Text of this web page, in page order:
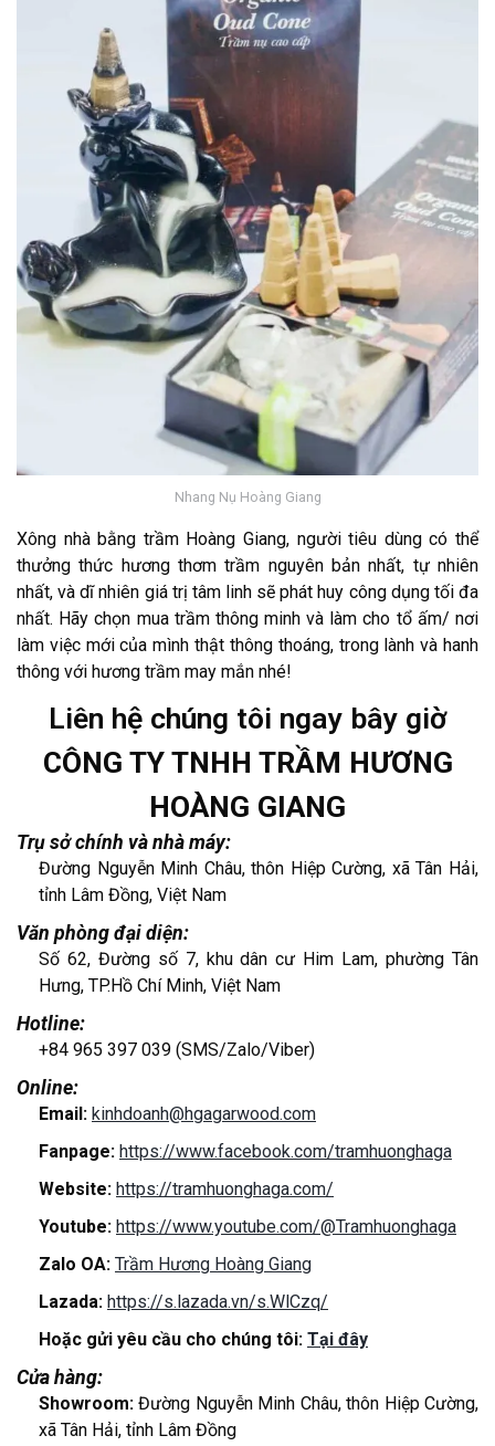
Nhang Nụ Hoàng Giang
Xông nhà bằng trầm Hoàng Giang, người tiêu dùng có thể
thưởng thức hương thơm trầm nguyên bản nhất, tự nhiên
nhất, và dĩ nhiên giá trị tâm linh sẽ phát huy công dụng tối đa
nhất. Hãy chọn mua trầm thông minh và làm cho tổ ấm/ nơi
làm việc mới của mình thật thông thoáng, trong lành và hanh
thông với hương trầm may mắn nhé!
Liên hệ chúng tôi ngay bây giờ
CÔNG TY TNHH TRẦM HƯƠNG
HOÀNG GIANG
Trụ sở chính và nhà máy:
Đường Nguyễn Minh Châu, thôn Hiệp Cường, xã Tân Hải,
tỉnh Lâm Đồng, Việt Nam
Văn phòng đại diện:
Số 62, Đường số 7, khu dân cư Him Lam, phường Tân
Hưng, TP.Hồ Chí Minh, Việt Nam
Hotline:
+84 965 397 039 (SMS/Zalo/Viber)
Online:
Email: kinhdoanh@hgagarwood.com
Fanpage: https://www.facebook.com/tramhuonghaga
Website: https://tramhuonghaga.com/
Youtube: https://www.youtube.com/@Tramhuonghaga
Zalo OA: Trầm Hương Hoàng Giang
Lazada: https://s.lazada.vn/s.WlCzq/
Hoặc gửi yêu cầu cho chúng tôi: Tại đây
Cửa hàng:
Showroom:Đường Nguyễn Minh Châu, thôn Hiệp Cường,
xã Tân Hải, tỉnh Lâm Đồng